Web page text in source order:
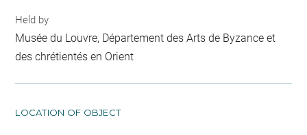
Held by
Musée du Louvre, Département des Arts de Byzance et
des chrétientés en Orient
LOCATION OF OBJECT